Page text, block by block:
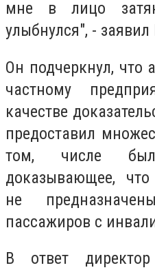
мне в лицо
улыбнулся", - заявил
Он подчеркнул, что
частному
качестве
предоставил
том, числе
доказывающее,
не
пассажиров с
В ответ